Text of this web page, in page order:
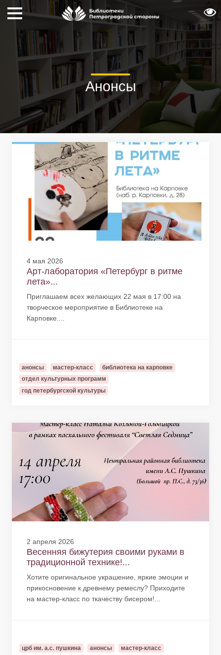
Анонсы
4 мая 2026
Арт-лаборатория «Петербург в ритме
лета»...
Приглашаем всех желающих 22 мая в 17:00 на
творческое мероприятие в Библиотеке на
Карповке....
анонсы мастер-класс
библиотека на карповке
отдел культурных программ
год петербургской культуры
2 апреля 2026
Весенняя бижутерия своими руками в
традиционной технике!...
Хотите оригинальное украшение, яркие эмоции и
прикосновение к древнему ремеслу? Приходите
на мастер-класс по ткачеству бисером!...
црб им. а.с. пушкина анонсы
мастер-класс